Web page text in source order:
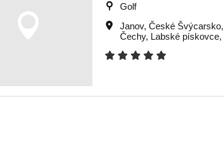
Golf
Janov,České Švýcarsko,
Čechy, Labské pískovce,